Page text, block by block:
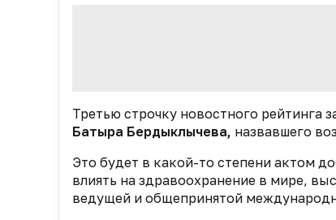
Третью строчку новостного рейтинга
Батыра Бердыклычева, назвавшего
Это будет в какой-то степени актом
влиять на здравоохранение в мире,
ведущей и общепринятой